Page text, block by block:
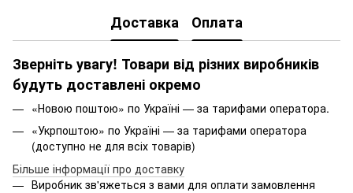
Доставка Оплата
Зверніть увагу! Товари від різних виробників
будуть доставлені окремо
«Новою поштою» по Україні — за тарифами оператора.
«Укрпоштою» по Україні — за тарифами оператора
(доступно не для всіх товарів)
Більше інформації про доставку
Виробник зв'яжеться з вами для оплати замовлення